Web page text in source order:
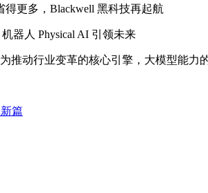
更多，Blackwell 黑科技再起航
器人 Physical AI 引领未来
动行业变革的核心引擎，大模型能力
篇